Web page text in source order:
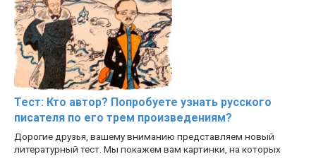
Тест: Кто автор? Попробуете узнать русского
писателя по его трем произведениям?
Дорогие друзья, вашему вниманию представляем новый
литературный тест. Мы покажем вам картинки, на которых